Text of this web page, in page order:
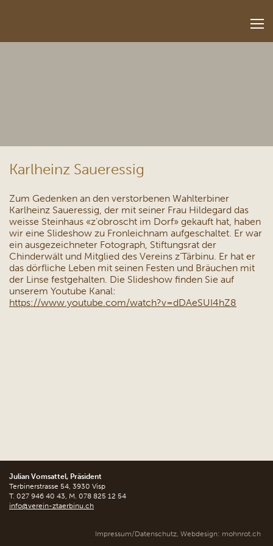
Karlheinz Saueressig
Zum Gedenken an den verstorbenen Wahlterbiner
Karlheinz Saueressig, der mit seiner Frau Hildegard das
weisse Steinhaus «z’obroscht im Dorf» gekauft hat, haben
wir eine Slideshow zu Fronleichnam aufgeschaltet. Er war
ein ausgezeichneter Fotograph, Stiftungsrat der
Chinderwält und Mitglied des Vereins z’Tärbinu. Er hat er
das dörfliche Leben mit seinen Festen und Bräuchen mit
der Linse festgehalten. Die Slideshow finden Sie auf
unserem Youtube Kanal:
https://www.youtube.com/watch?v=dDAeSUI4hZ8
Julian Vomsattel, Präsident
Terbinerstrasse 54, 3930 Visp
T. 027 946 40 43, M. 078 825 12 54
info@verein-ztaerbinu.ch
Impressum/Datenschutz, Webdesign: mohnrot.ch